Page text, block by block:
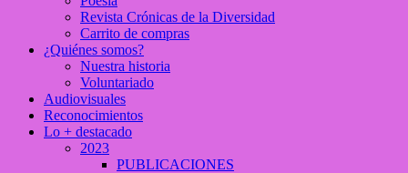
Revista Crónicas de la Diversidad
Carrito de compras
¿Quiénes somos?
Nuestra historia
Voluntariado
Audiovisuales
Reconocimientos
Lo + destacado
2023
PUBLICACIONES